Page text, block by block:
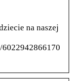
na naszej